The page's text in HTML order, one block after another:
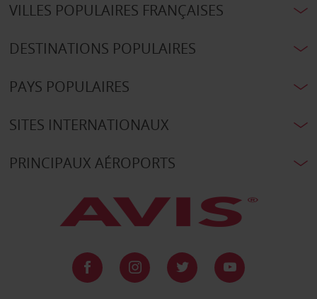
VILLES POPULAIRES FRANÇAISES
DESTINATIONS POPULAIRES
PAYS POPULAIRES
SITES INTERNATIONAUX
PRINCIPAUX AÉROPORTS